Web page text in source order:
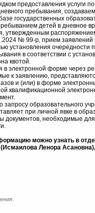
предоставления услуги
пребывания,
государственных
детей в дневное
утвержденным
№ 99-р, прием заявлений
установления очередности
в соответствии с
квотой.
в электронной форме через
к заявлению,
и (или) в форме
квалификационной
запросу образовательного
при личной явке в
документов, необходимые
можно узнать в
Ленора